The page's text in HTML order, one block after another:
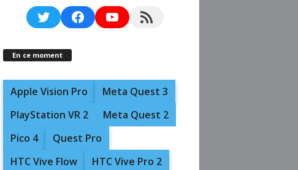
TwitterFacebookYouTubeRSS Feed
En ce moment
Apple Vision Pro
Meta Quest 3
PlayStation VR 2
Meta Quest 2
Pico 4
Quest Pro
HTC Vive Flow
HTC Vive Pro 2